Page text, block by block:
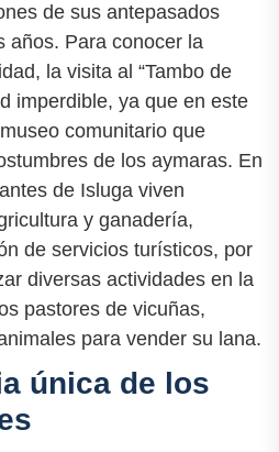
de sus antepasados
años. Para conocer la
la visita al “Tambo de
imperdible, ya que en este
comunitario que
de los aymaras. En
de Isluga viven
y ganadería,
de servicios turísticos, por
diversas actividades en la
pastores de vicuñas,
para vender su lana.
única de los